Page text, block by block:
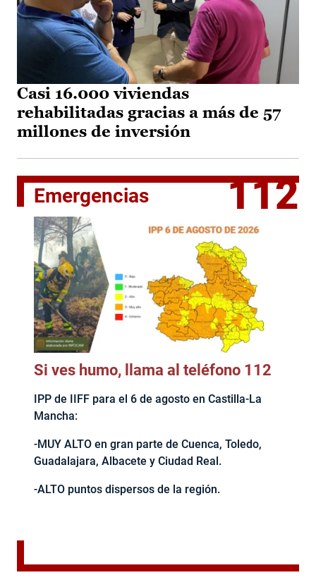
Casi 16.000 viviendas
rehabilitadas gracias a más de 57
millones de inversión
Emergencias 112
Si ves humo, llama al teléfono 112
IPP de IIFF para el 6 de agosto en Castilla-La
Mancha:
-MUY ALTO en gran parte de Cuenca, Toledo,
Guadalajara, Albacete y Ciudad Real.
-ALTO puntos dispersos de la región.